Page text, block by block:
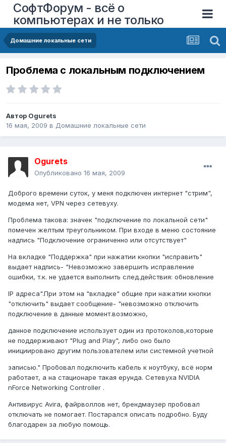
СофтФорум - всё о
компьютерах и не только
Домашние локальные сети
Проблема с локальным подключением
Автор Ogurets
16 мая, 2009 в Домашние локальные сети
Ogurets
Опубликовано 16 мая, 2009
Доброго времени суток, у меня подключен интернет "стрим",
модема нет, VPN через сетевуху.
Проблема такова: значек "подключение по локальной сети"
помечен желтым треугольником. При входе в меню состояние
надпись "Подключение ограниченно или отсутствует"
На вкладке "Поддержка" при нажатии кнопки "исправить"
выдает надпись- "Невозможно завершить исправление
ошибки, т.к. не удается выполнить след.действия: обновление
IP адреса".При этом на "вкладке" общие при нажатии кнопки
"отключить" выдает сообщение- "невозможно отключить
подключение в данные момент.возможно,
данное подключение использует один из протоколов,которые
не поддерживают "Plug and Play", либо оно было
инициировано другим пользователем или системной учетной
записью." Пробовал подключить кабель к ноутбуку, всё норм
работает, а на стационаре такая ерунда. Сетевуха NVIDIA
nForce Networking Controller .
Антивирус Avira, файрволлов нет, брендмаузер пробовал
отключать не помогает. Постарался описать подробно. Буду
благодарен за любую помощь.